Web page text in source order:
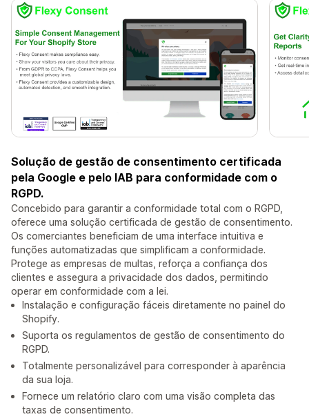
Solução de gestão de consentimento certificada
pela Google e pelo IAB para conformidade com o
RGPD.
Concebido para garantir a conformidade total com o RGPD,
oferece uma solução certificada de gestão de consentimento.
Os comerciantes beneficiam de uma interface intuitiva e
funções automatizadas que simplificam a conformidade.
Protege as empresas de multas, reforça a confiança dos
clientes e assegura a privacidade dos dados, permitindo
operar em conformidade com a lei.
Instalação e configuração fáceis diretamente no painel do
Shopify.
Suporta os regulamentos de gestão de consentimento do
RGPD.
Totalmente personalizável para corresponder à aparência
da sua loja.
Fornece um relatório claro com uma visão completa das
taxas de consentimento.